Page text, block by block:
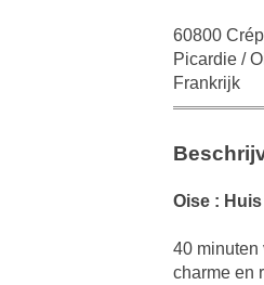
60800
Picardie /
Frankrijk
Oise :
40 minuten
charme en